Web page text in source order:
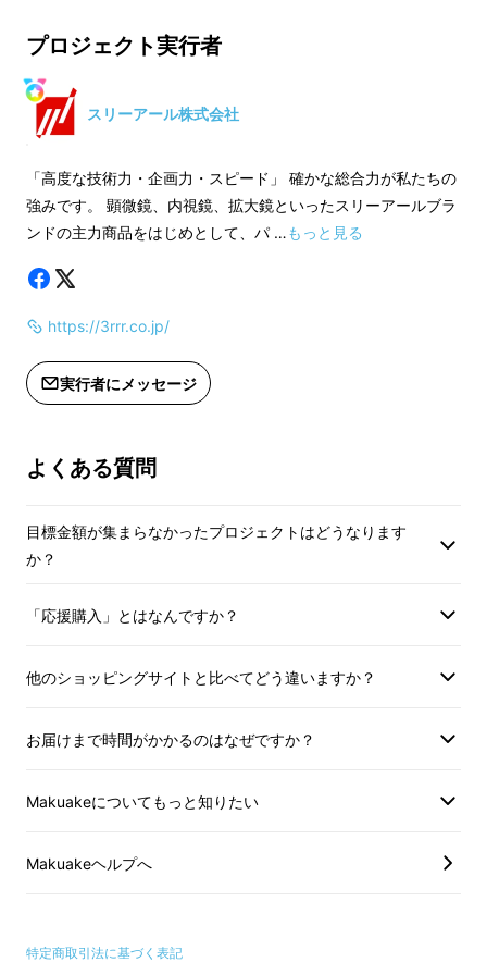
汚れた手で蛇口のハンドルに触れるとハンドル
そのハンドルを再度綺麗にしなければいけませ
ていると、
途中で汚れの付着しているハンドルを触るのも
下処理を始める前から水を出しっぱなしの私が
でも、実はこれは過去の話。
【その他注意事項】
※本プロジェクトを通して想定を上回
る皆様からご支援を頂き、現在進めて
いる環境から量産体制を更に整えるこ
とができた場合、正規販売価格が販売
予定価格より下がる可能性もございま
予定価格より下が
プロジェクト実行者
スリーアール株式会社
「高度な技術力・企画力・スピード」 確かな総合力が私たちの
強みです。 顕微鏡、内視鏡、拡大鏡といったスリーアールブラ
ンドの主力商品をはじめとして、パ …もっと見る
https://3rrr.co.jp/
実行者にメッセージ
よくある質問
目標金額が集まらなかったプロジェクトはどうなります
か？
「応援購入」とはなんですか？
他のショッピングサイトと比べてどう違いますか？
お届けまで時間がかかるのはなぜですか？
Makuakeについてもっと知りたい
Makuakeヘルプへ
特定商取引法に基づく表記